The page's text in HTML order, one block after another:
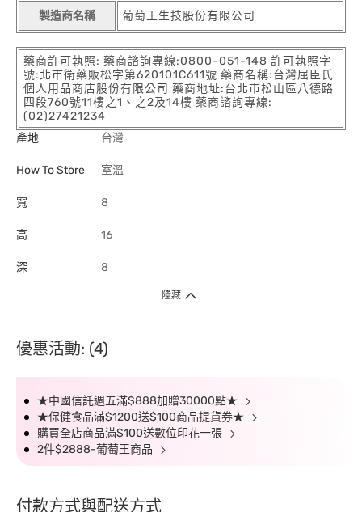
製造商名稱 葡萄王生技股份有限公司
藥商許可執照: 藥商諮詢專線:0800-051-148 許可執照字
號:北市衛藥販松字第620101C611號 藥商名稱:台灣屈臣氏
個人用品商店股份有限公司 藥商地址:台北市松山區八德路
四段760號11樓之1、之2及14樓 藥商諮詢專線:
(02)27421234
產地
台灣
How To Store 室溫
寬 8
高 16
深 8
隱藏
優惠活動: (4)
★中國信託週五滿$888加贈30000點★
★保健食品滿$1200送$100商品提貨券★
購買全店商品滿$100送數位印花一張
2件$2888-葡萄王商品
付款方式與配送方式